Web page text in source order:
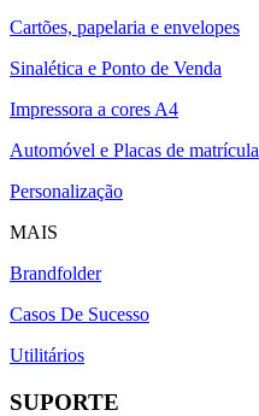
Cartões, papelaria e envelopes
Sinalética e Ponto de Venda
Impressora a cores A4
Automóvel e Placas de matrícula
Personalização
MAIS
Brandfolder
Casos De Sucesso
Utilitários
SUPORTE